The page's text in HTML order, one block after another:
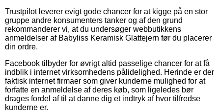
Trustpilot leverer evigt gode chancer for at kigge på en stor
gruppe andre konsumenters tanker og af den grund
rekommanderer vi, at du undersøger webbutikkens
anmeldelser af Babyliss Keramisk Glattejern før du placerer
din ordre.
Facebook tilbyder for øvrigt altid passelige chancer for at få
indblik i internet virksomhedens pålidelighed. Herinde er der
faktisk internet firmaer som giver kunderne mulighed for at
forfatte en anmeldelse af deres køb, som ligeledes bør
drages fordel af til at danne dig et indtryk af hvor tilfredse
kunderne er.